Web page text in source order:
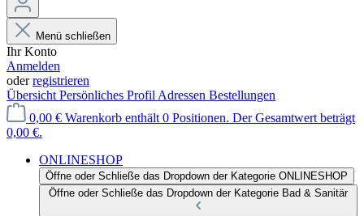
Menü schließen
Ihr Konto
Anmelden
oderregistrieren
Übersicht Persönliches Profil Adressen Bestellungen
0,00 € Warenkorb enthält 0 Positionen. Der Gesamtwert beträgt
0,00 €.
ONLINESHOP
Öffne oder Schließe das Dropdown der Kategorie ONLINESHOP
Öffne oder Schließe das Dropdown der Kategorie Bad & Sanitär